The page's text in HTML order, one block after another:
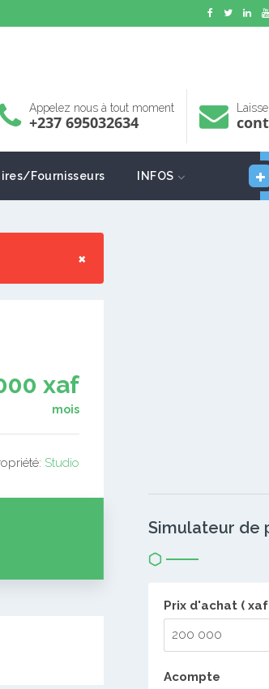
Appelez nous à tout moment
+237 695032634
Fournisseurs INFOS
×
xaf
mois
Studio
Simulateur de
Prix d'achat (
Acompte